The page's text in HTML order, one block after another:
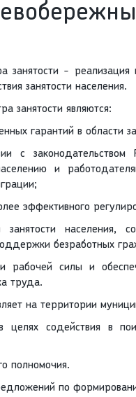
занятости -
занятости населения.
занятости являются:
гарантий в области
с
и
эффективного
занятости населения,
безработных
рабочей силы и
труда.
на территории
целях содействия в
полномочия.
по